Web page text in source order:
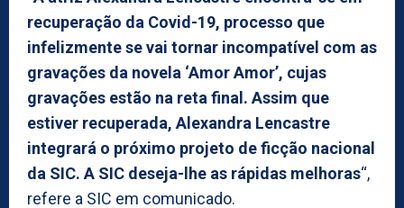
recuperação da Covid-19, processo que
infelizmente se vai tornar incompatível com as
gravações da novela ‘Amor Amor’, cujas
gravações estão na reta final. Assim que
estiver recuperada, Alexandra Lencastre
integrará o próximo projeto de ficção nacional
da SIC. A SIC deseja-lhe as rápidas melhoras“,
refere a SIC em comunicado.